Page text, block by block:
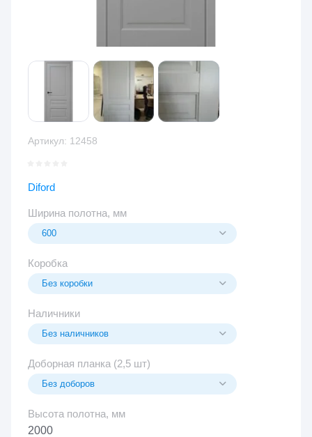
Артикул: 12458
Diford
Ширина полотна, мм
Коробка
Наличники
Доборная планка (2,5 шт)
Высота полотна, мм
2000